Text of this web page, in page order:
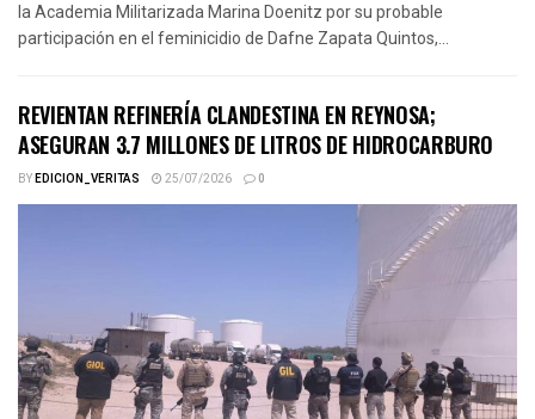
la Academia Militarizada Marina Doenitz por su probable
participación en el feminicidio de Dafne Zapata Quintos,...
REVIENTAN REFINERÍA CLANDESTINA EN REYNOSA;
ASEGURAN 3.7 MILLONES DE LITROS DE HIDROCARBURO
BYEDICION_VERITAS 25/07/2026 0